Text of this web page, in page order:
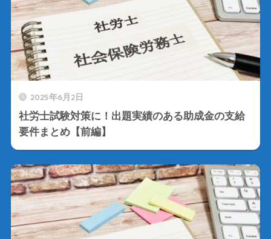
2025年6月2日
社労士試験対策に！出題実績のある助成金の支給
要件まとめ【前編】